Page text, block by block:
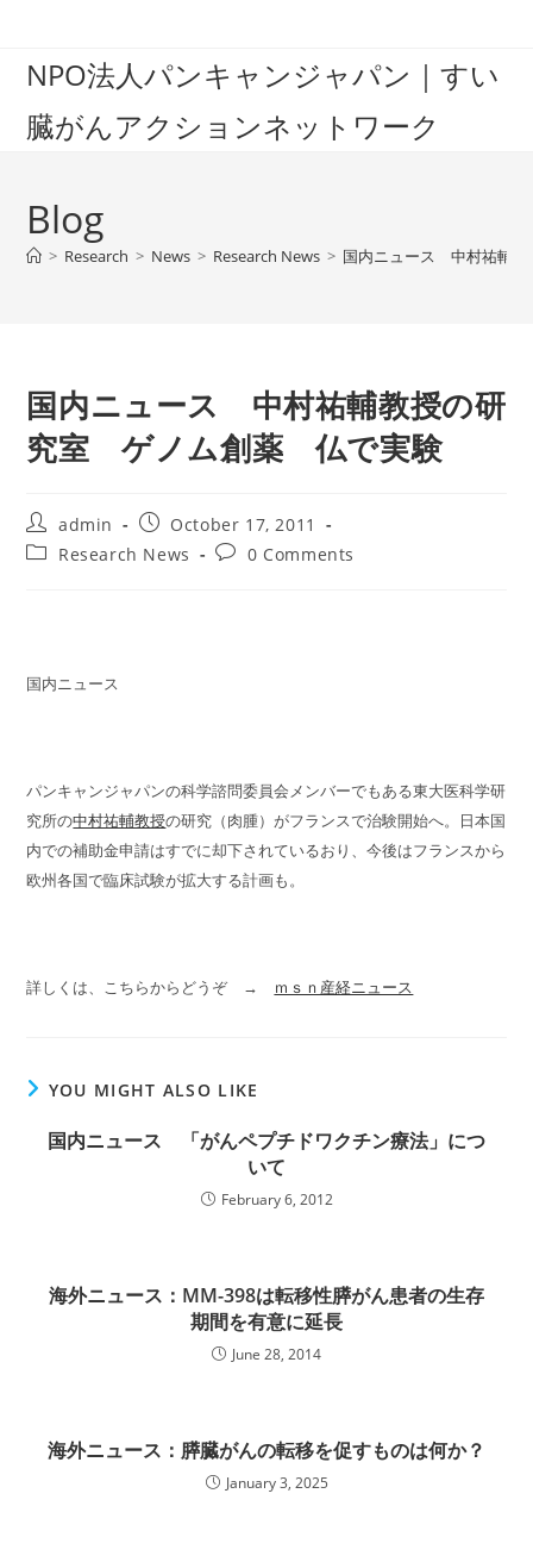
contentNPO法人パンキャンジャパン｜すい
臓がんアクションネットワーク
Blog
> Research > News > Research News > 国内ニュース 中村祐輔
国内ニュース 中村祐輔教授の研
究室 ゲノム創薬 仏で実験
Post
author:
admin
Post
published:
October 17, 2011
PostResearch News
Post0 Comments
国内ニュース
パンキャンジャパンの科学諮問委員会メンバーでもある東大医科学研
究所の中村祐輔教授の研究（肉腫）がフランスで治験開始へ。日本国
内での補助金申請はすでに却下されているおり、今後はフランスから
欧州各国で臨床試験が拡大する計画も。
詳しくは、こちらからどうぞ → ｍｓｎ産経ニュース
YOU MIGHT ALSO LIKE
国内ニュース 「がんペプチドワクチン療法」につ
いて
February 6, 2012
海外ニュース：MM-398は転移性膵がん患者の生存
期間を有意に延長
June 28, 2014
海外ニュース：膵臓がんの転移を促すものは何か？
January 3, 2025